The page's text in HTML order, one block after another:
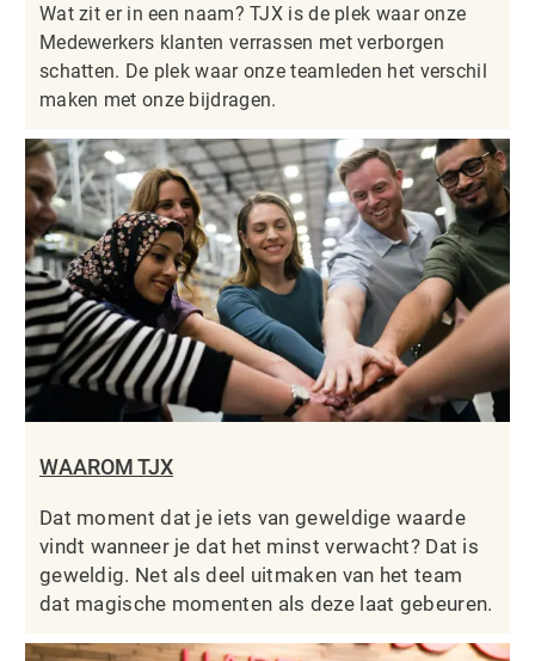
Wat zit er in een naam? TJX is de plek waar onze
Medewerkers klanten verrassen met verborgen
schatten. De plek waar onze teamleden het verschil
maken met onze bijdragen.
WAAROM TJX
Dat moment dat je iets van geweldige waarde
vindt wanneer je dat het minst verwacht? Dat is
geweldig. Net als deel uitmaken van het team
dat magische momenten als deze laat gebeuren.